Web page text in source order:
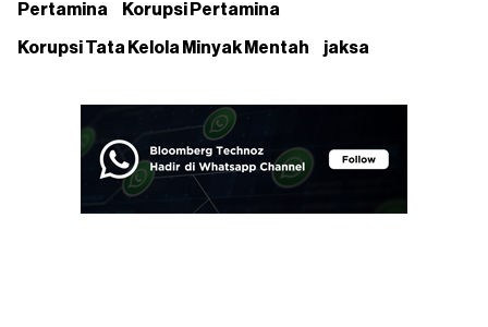
Pertamina Korupsi Pertamina
Korupsi Tata Kelola Minyak Mentah jaksa